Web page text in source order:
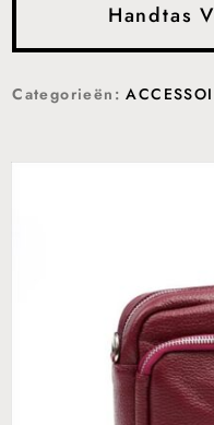
Handtas
Categorieën: